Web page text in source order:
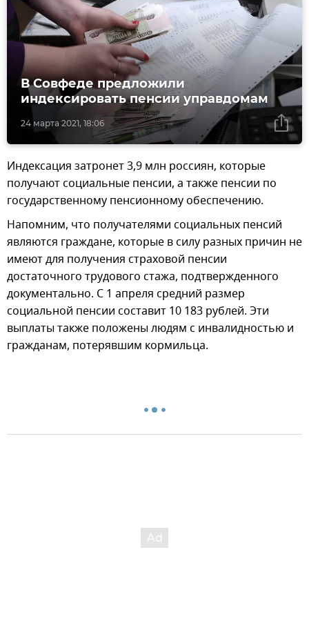
24 марта 2021, 18:06
В Совфеде предложили
индексировать пенсии управдомам
Индексация затронет 3,9 млн россиян, которые
получают социальные пенсии, а также пенсии по
государственному пенсионному обеспечению.
Напомним, что получателями социальных пенсий
являются граждане, которые в силу разных причин не
имеют для получения страховой пенсии
достаточного трудового стажа, подтвержденного
документально. С 1 апреля средний размер
социальной пенсии составит 10 183 рублей. Эти
выплаты также положены людям с инвалидностью и
гражданам, потерявшим кормильца.